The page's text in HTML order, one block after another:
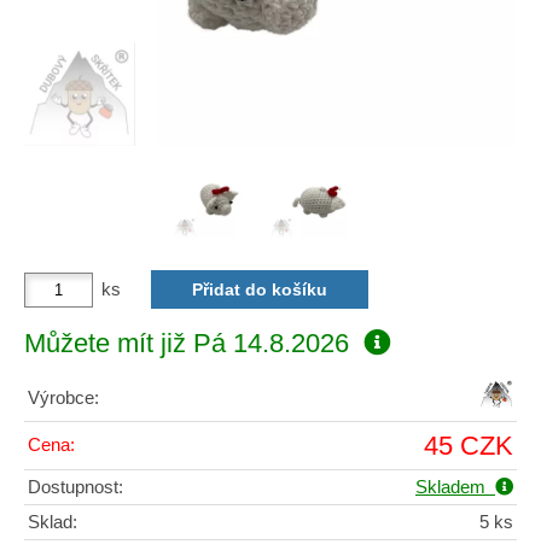
ks
Můžete mít již Pá 14.8.2026
Výrobce:
Cena: 45 CZK
Dostupnost:
Skladem
Sklad:
5 ks